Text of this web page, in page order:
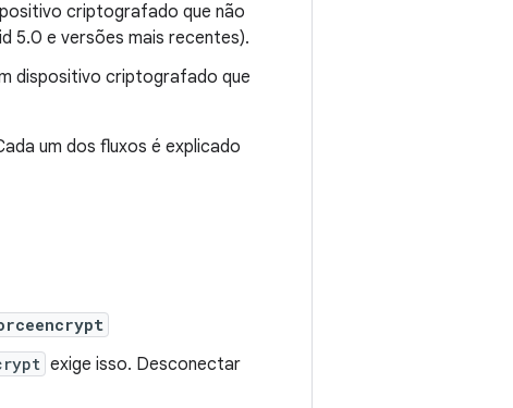
criptografado que não
5.0 e versões mais recentes).
dispositivo criptografado que
um dos fluxos é explicado
exige isso. Desconectar